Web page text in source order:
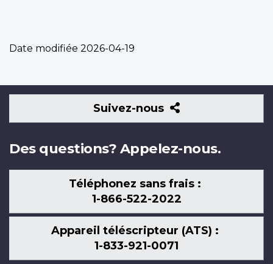
Date modifiée 2026-04-19
Suivez-nous
Suivez-
nous
Des questions? Appelez-nous.
Téléphonez sans frais :
1-866-522-2022
Appareil téléscripteur (ATS) :
1-833-921-0071